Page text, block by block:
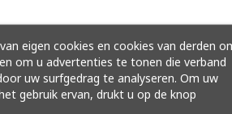
eigen cookies en cookies van derden
om u advertenties te tonen die verband
uw surfgedrag te analyseren. Om uw
gebruik ervan, drukt u op de knop